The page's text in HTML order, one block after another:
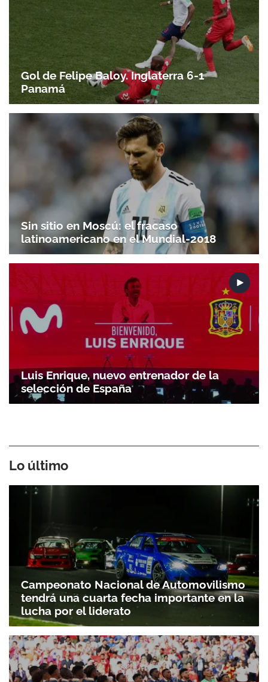
Gol de Felipe Baloy. Inglaterra 6-1
Panamá
Sin sitio en Moscú: el fracaso
latinoamericano en el Mundial-2018
Luis Enrique, nuevo entrenador de la
selección de España
Lo último
Campeonato Nacional de Automovilismo
tendrá una cuarta fecha importante en la
lucha por el liderato